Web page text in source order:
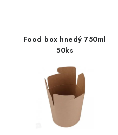
Food box hnedý 750ml
50ks